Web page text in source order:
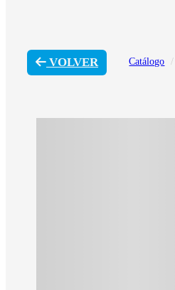
Catálogo
VOLVER